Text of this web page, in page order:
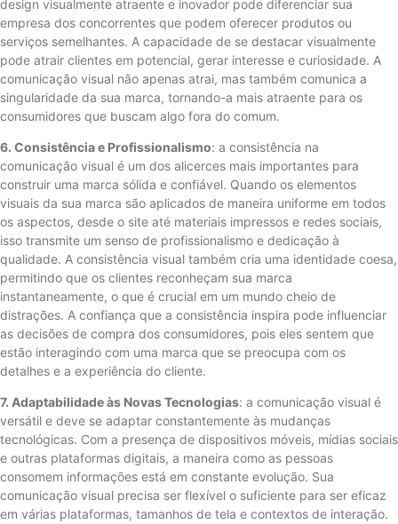
design visualmente atraente e inovador pode diferenciar sua
empresa dos concorrentes que podem oferecer produtos ou
serviços semelhantes. A capacidade de se destacar visualmente
pode atrair clientes em potencial, gerar interesse e curiosidade. A
comunicação visual não apenas atrai, mas também comunica a
singularidade da sua marca, tornando-a mais atraente para os
consumidores que buscam algo fora do comum.
6. Consistência e Profissionalismo: a consistência na
comunicação visual é um dos alicerces mais importantes para
construir uma marca sólida e confiável. Quando os elementos
visuais da sua marca são aplicados de maneira uniforme em todos
os aspectos, desde o site até materiais impressos e redes sociais,
isso transmite um senso de profissionalismo e dedicação à
qualidade. A consistência visual também cria uma identidade coesa,
permitindo que os clientes reconheçam sua marca
instantaneamente, o que é crucial em um mundo cheio de
distrações. A confiança que a consistência inspira pode influenciar
as decisões de compra dos consumidores, pois eles sentem que
estão interagindo com uma marca que se preocupa com os
detalhes e a experiência do cliente.
7. Adaptabilidade às Novas Tecnologias: a comunicação visual é
versátil e deve se adaptar constantemente às mudanças
tecnológicas. Com a presença de dispositivos móveis, mídias sociais
e outras plataformas digitais, a maneira como as pessoas
consomem informações está em constante evolução. Sua
comunicação visual precisa ser flexível o suficiente para ser eficaz
em várias plataformas, tamanhos de tela e contextos de interação.